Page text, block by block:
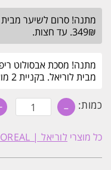
היה:
₪299.
349₪. עד חצות.
מתנה! מסכת אבסולוט
מבית לוריאל. בקניית 2 מוצרי לוריאל סרי אקספרט.
כמות: - כמות
של
שמפו
+
מילוי
כל מוצרי לוריאל | LOREAL